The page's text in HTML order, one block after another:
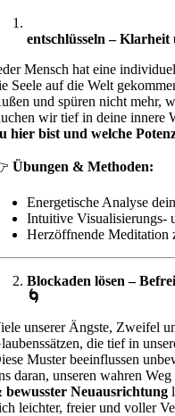
entschlüsseln – Klarheit
Mensch hat eine
Seele auf die Welt
und spüren nicht mehr,
wir tief in deine innere
hier bist und welche
Übungen & Methoden:
Energetische Analyse
Intuitive Visualisierungs-
Herzöffnende Meditation
Blockaden lösen –
🌀
unserer Ängste, Zweifel
die tief in
Muster beeinflussen
daran, unseren wahren
bewusster Neuausrichtung
leichter, freier und voller